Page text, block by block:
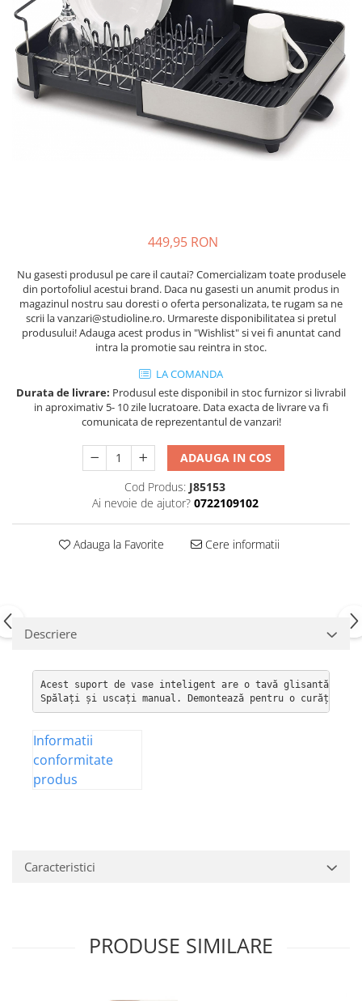
449,95 RON
Nu gasesti produsul pe care il cautai? Comercializam toate produsele
din portofoliul acestui brand. Daca nu gasesti un anumit produs in
magazinul nostru sau doresti o oferta personalizata, te rugam sa ne
scrii la vanzari@studioline.ro. Urmareste disponibilitatea si pretul
produsului! Adauga acest produs in "Wishlist" si vei fi anuntat cand
intra la promotie sau reintra in stoc.
LA COMANDA
Durata de livrare: Produsul este disponibil in stoc furnizor si livrabil
in aproximativ 5- 10 zile lucratoare. Data exacta de livrare va fi
comunicata de reprezentantul de vanzari!
ADAUGA IN COS
Cod Produs: J85153
Ai nevoie de ajutor? 0722109102
Adauga la Favorite Cere informatii
Descriere
Acest suport de vase inteligent are o tavă glisantă
Spălați și uscați manual. Demontează pentru o
Informatii
conformitate
produs
Caracteristici
PRODUSE SIMILARE